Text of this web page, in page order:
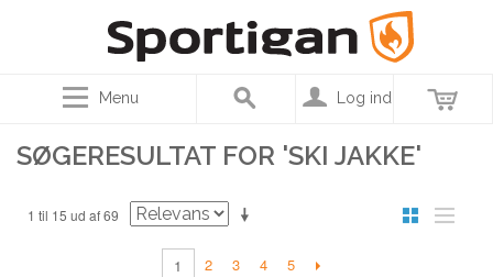
Menu Log ind
SØGERESULTAT FOR 'SKI JAKKE'
1 til 15 ud af 69
1 2 3 4 5